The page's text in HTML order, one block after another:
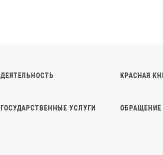
ДЕЯТЕЛЬНОСТЬ КРАСНАЯ
ГОСУДАРСТВЕННЫЕ УСЛУГИ ОБРАЩЕНИЕ